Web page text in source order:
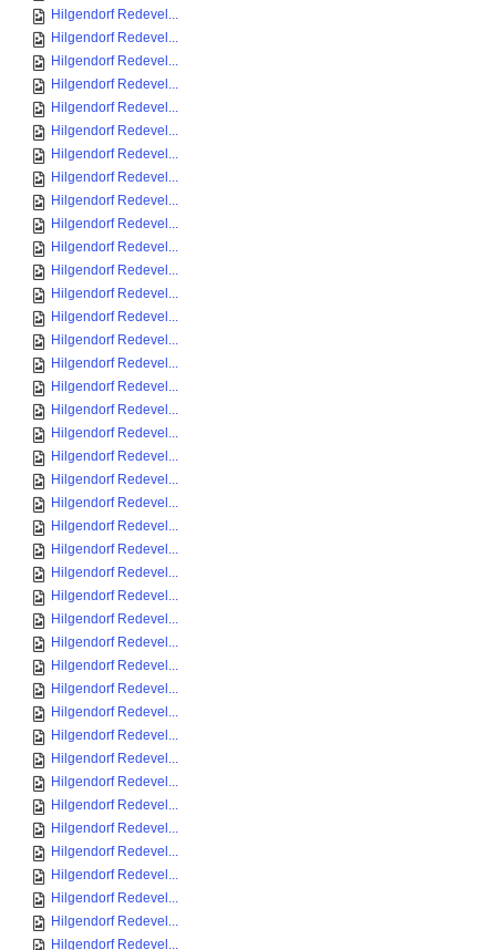
Hilgendorf Redevel...
Hilgendorf Redevel...
Hilgendorf Redevel...
Hilgendorf Redevel...
Hilgendorf Redevel...
Hilgendorf Redevel...
Hilgendorf Redevel...
Hilgendorf Redevel...
Hilgendorf Redevel...
Hilgendorf Redevel...
Hilgendorf Redevel...
Hilgendorf Redevel...
Hilgendorf Redevel...
Hilgendorf Redevel...
Hilgendorf Redevel...
Hilgendorf Redevel...
Hilgendorf Redevel...
Hilgendorf Redevel...
Hilgendorf Redevel...
Hilgendorf Redevel...
Hilgendorf Redevel...
Hilgendorf Redevel...
Hilgendorf Redevel...
Hilgendorf Redevel...
Hilgendorf Redevel...
Hilgendorf Redevel...
Hilgendorf Redevel...
Hilgendorf Redevel...
Hilgendorf Redevel...
Hilgendorf Redevel...
Hilgendorf Redevel...
Hilgendorf Redevel...
Hilgendorf Redevel...
Hilgendorf Redevel...
Hilgendorf Redevel...
Hilgendorf Redevel...
Hilgendorf Redevel...
Hilgendorf Redevel...
Hilgendorf Redevel...
Hilgendorf Redevel...
Hilgendorf Redevel...